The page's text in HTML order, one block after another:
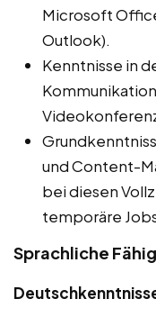
Microsoft
Outlook).
Kenntnisse in
und Content-
bei diesen
temporäre
Sprachliche